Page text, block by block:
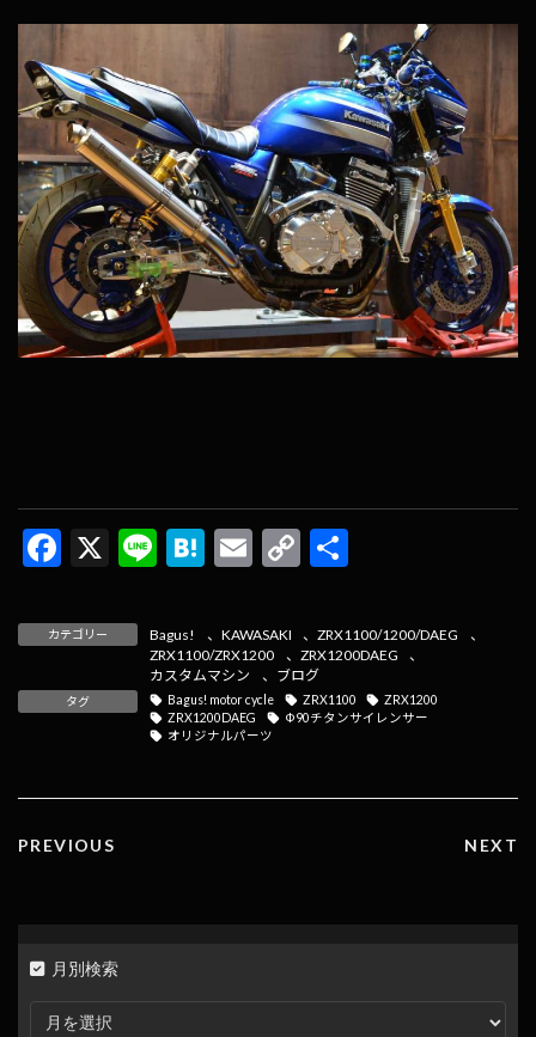
F
e
b
o
X
Li
e
H
e
n
a
E
ai
l
C
p
y
Li
n
カテゴリー Bagus! 、 KAWASAKI 、ZRX1100/1200/DAEG
、
ZRX1100/ZRX1200
、 ZRX1200DAEG
、
カスタムマシン
、 ブログ
タグ Bagus! motor cycle ZRX1100
ZRX1200
ZRX1200DAEG
Ф90チタンサイレンサー
オリジナルパーツ
PREVIOUS NEXT
月別検索
月